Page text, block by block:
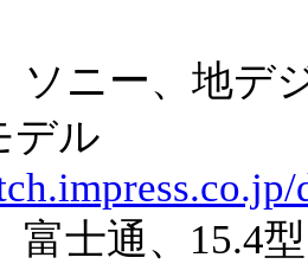
ソニー、地デ
デル
富士通、15.4